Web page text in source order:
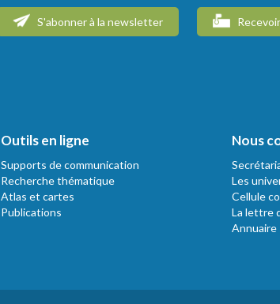
S'abonner à la newsletter
Outils en ligne
Supports de communication
Recherche thématique
Atlas et cartes
Publications
Nous
Les
Cellule
La lettre
Annuaire